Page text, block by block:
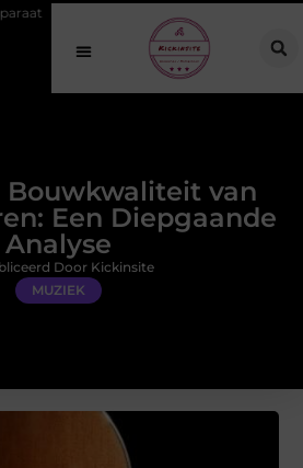
vindbaarheid verandert in 2026
Bouwkwaliteit van
Een Diepgaande
Analyse
MUZIEK
Door Kickinsite